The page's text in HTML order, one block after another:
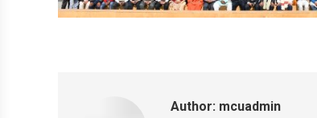
Author: mcuadmin